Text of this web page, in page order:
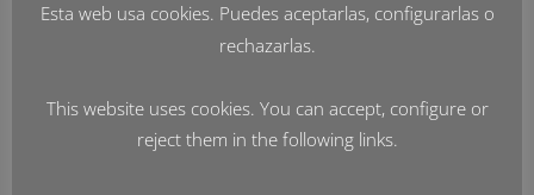
Diapason d’Or del año para Le Caravansérail &
Esta web usa cookies. Puedes aceptarlas, configurarlas o
rechazarlas.
This website uses cookies. You can accept, configure or
reject them in the following links.